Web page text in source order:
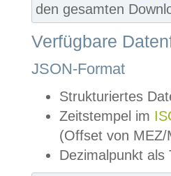
den gesamten
Verfügbare
JSON-Format
Strukturiertes
Zeitstempel im
(Offset von MEZ/
Dezimalpunkt als